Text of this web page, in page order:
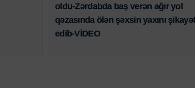
oldu-Zərdabda baş verən ağır yol
qəzasında ölən şəxsin yaxını
edib-VİDEO